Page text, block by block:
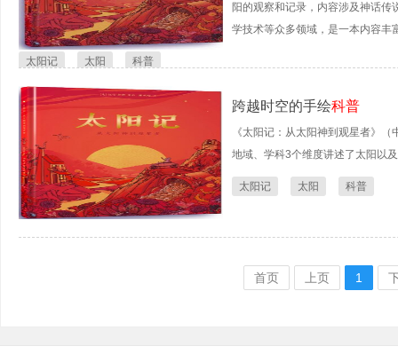
阳的观察和记录，内容涉及神话
学技术等众多领域，是一本内容丰
太阳记 太阳 科普
跨越时空的手绘科普
《太阳记：从太阳神到观星者》
地域、学科3个维度讲述了太阳以
太阳记 太阳 科普
首页 上页 1